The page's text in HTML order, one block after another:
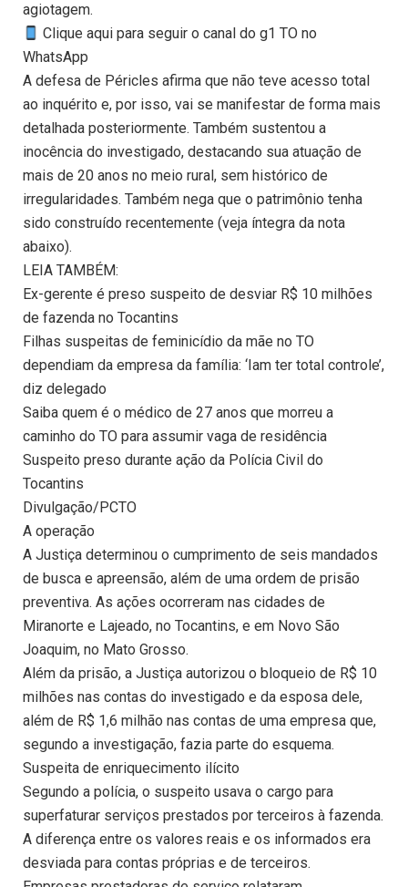
agiotagem.
Clique aqui para seguir o canal do g1 TO no
WhatsApp
A defesa de Péricles afirma que não teve acesso total
ao inquérito e, por isso, vai se manifestar de forma mais
detalhada posteriormente. Também sustentou a
inocência do investigado, destacando sua atuação de
mais de 20 anos no meio rural, sem histórico de
irregularidades. Também nega que o patrimônio tenha
sido construído recentemente (veja íntegra da nota
abaixo).
LEIA TAMBÉM:
Ex-gerente é preso suspeito de desviar R$ 10 milhões
de fazenda no Tocantins
Filhas suspeitas de feminicídio da mãe no TO
dependiam da empresa da família: ‘Iam ter total controle’,
diz delegado
Saiba quem é o médico de 27 anos que morreu a
caminho do TO para assumir vaga de residência
Suspeito preso durante ação da Polícia Civil do
Tocantins
Divulgação/PCTO
A operação
A Justiça determinou o cumprimento de seis mandados
de busca e apreensão, além de uma ordem de prisão
preventiva. As ações ocorreram nas cidades de
Miranorte e Lajeado, no Tocantins, e em Novo São
Joaquim, no Mato Grosso.
Além da prisão, a Justiça autorizou o bloqueio de R$ 10
milhões nas contas do investigado e da esposa dele,
além de R$ 1,6 milhão nas contas de uma empresa que,
segundo a investigação, fazia parte do esquema.
Suspeita de enriquecimento ilícito
Segundo a polícia, o suspeito usava o cargo para
superfaturar serviços prestados por terceiros à fazenda.
A diferença entre os valores reais e os informados era
desviada para contas próprias e de terceiros.